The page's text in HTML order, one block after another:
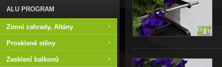
ALU PROGRAM
Zimní zahrady, Altány
Prosklené stěny
Zasklení balkonů